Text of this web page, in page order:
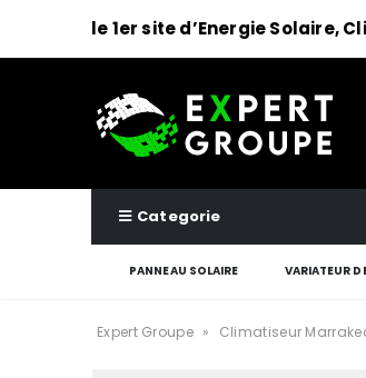
le 1er site d’Energie Solaire,
Categorie
PANNEAU SOLAIRE VARIATEUR
Expert Groupe » Climatiseur